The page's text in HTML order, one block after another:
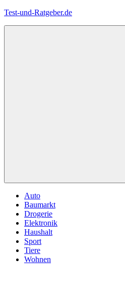
Zum
Test-und-Ratgeber.de
Auto
Baumarkt
Drogerie
Elektronik
Haushalt
Sport
Tiere
Wohnen